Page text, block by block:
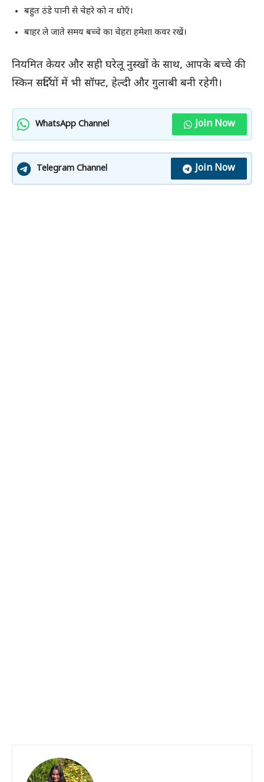
बहुत ठंडे पानी से चेहरे को न धोएँ।
बाहर ले जाते समय बच्चे का चेहरा हमेशा कवर रखें।
नियमित केयर और सही घरेलू नुस्खों के साथ, आपके बच्चे की
स्किन सर्दियों में भी सॉफ्ट, हेल्दी और गुलाबी बनी रहेगी।
WhatsApp Channel Join Now
Telegram Channel Join Now